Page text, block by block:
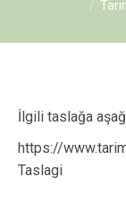
İlgili taslağa
https://
Taslagi